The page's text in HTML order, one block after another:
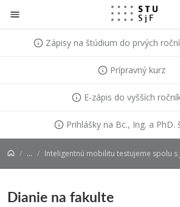
Prejsť na obsah
Zápisy na štúdium do prvých
Prípravný kurz
E-zápis do vyšších
Prihlášky na Bc., Ing. a PhD.
... Inteligentnú mobilitu testujeme spolu s Jaguar Land
Dianie na fakulte